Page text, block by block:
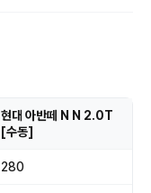
현대 아반떼 N N 2.0T
[수동]
280